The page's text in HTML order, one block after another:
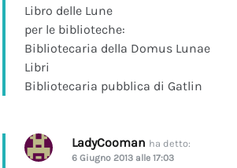
Libro delle Lune
per le biblioteche:
Bibliotecaria della Domus Lunae
Libri
Bibliotecaria pubblica di Gatlin
LadyCooman ha detto:
6 Giugno 2013 alle 17:03